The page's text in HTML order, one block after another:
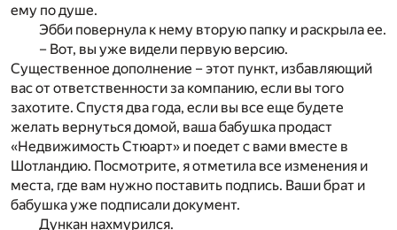
ему по душе.
Эбби повернула к нему вторую папку и раскрыла ее.
– Вот, вы уже видели первую версию.
Существенное дополнение – этот пункт, избавляющий
вас от ответственности за компанию, если вы того
захотите. Спустя два года, если вы все еще будете
желать вернуться домой, ваша бабушка продаст
«Недвижимость Стюарт» и поедет с вами вместе в
Шотландию. Посмотрите, я отметила все изменения и
места, где вам нужно поставить подпись. Ваши брат и
бабушка уже подписали документ.
Дункан нахмурился.